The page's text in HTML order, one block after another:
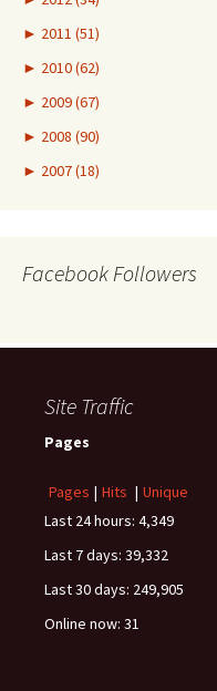
► 2011 (51)
► 2010 (62)
► 2009 (67)
► 2008 (90)
► 2007 (18)
Facebook Followers
Site Traffic
Pages
Pages | Hits | Unique
Last 24 hours: 4,349
Last 7 days: 39,332
Last 30 days: 249,905
Online now: 31